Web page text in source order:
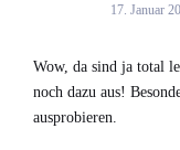
17. Januar
Wow, da sind ja total
noch dazu aus!
ausprobieren.